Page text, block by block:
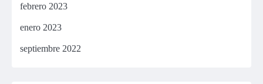
febrero 2023
enero 2023
septiembre 2022